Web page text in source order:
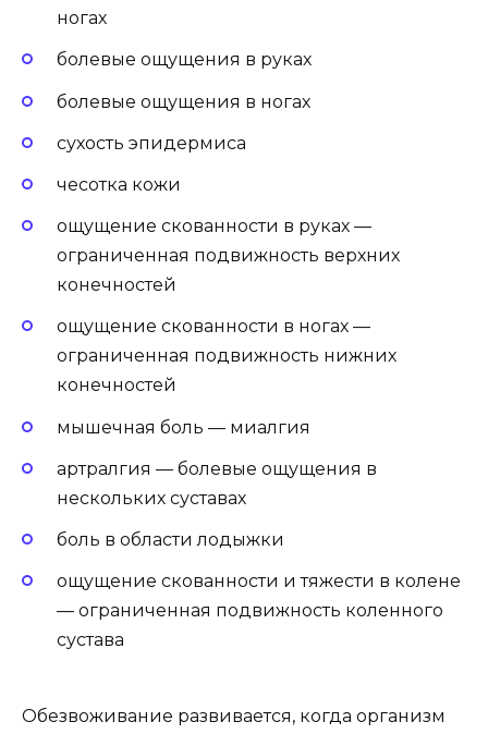
ногах
болевые ощущения в руках
болевые ощущения в ногах
сухость эпидермиса
чесотка кожи
ощущение скованности в руках —
ограниченная подвижность верхних
конечностей
ощущение скованности в ногах —
ограниченная подвижность нижних
конечностей
мышечная боль — миалгия
артралгия — болевые ощущения в
нескольких суставах
боль в области лодыжки
ощущение скованности и тяжести в колене
— ограниченная подвижность коленного
сустава
Обезвоживание развивается, когда организм